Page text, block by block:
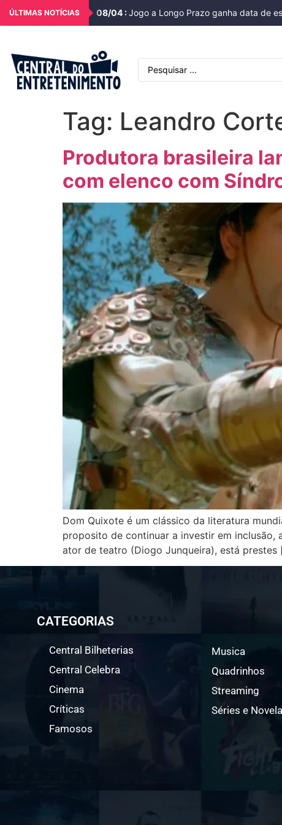
ÚLTIMAS NOTÍCIAS 08/04 :Jogo a Longo Prazo ganha data de
Tag: Leandro
Produtora brasileira
com elenco com
Dom Quixote é um clássico da literatura
proposito de continuar a investir em inclusão,
ator de teatro (Diogo Junqueira), está prestes
CATEGORIAS
Central Bilheterias
Central Celebra
Cinema
Críticas
Famosos
Musica
Quadrinhos
Streaming
Séries e